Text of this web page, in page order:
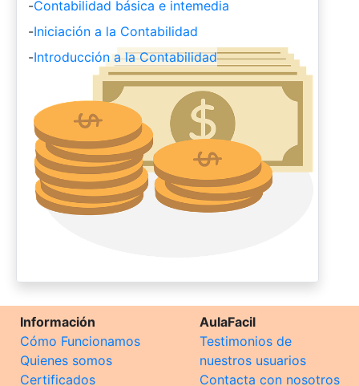
-Contabilidad básica e intemedia
-Iniciación a la Contabilidad
-Introducción a la Contabilidad
Información
Cómo Funcionamos
Quienes somos
Certificados
AulaFacil
Testimonios de
nuestros usuarios
Contacta con nosotros